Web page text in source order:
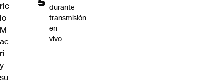
ric
io
M
ac
ri
y
su
durante
transmisión
en
vivo